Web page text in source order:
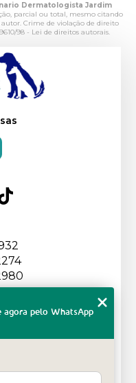
Dermatologista Jardim
parcial ou total, mesmo citando
Crime de violação de direito
98 - Lei de direitos autorais.
agora pelo WhatsApp